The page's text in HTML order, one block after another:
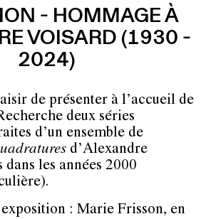
- HOMMAGE À
VOISARD (1930 -
2024)
de présenter à l’accueil de
deux séries
d’un ensemble de
d’Alexandre
dans les années 2000
: Marie Frisson, en